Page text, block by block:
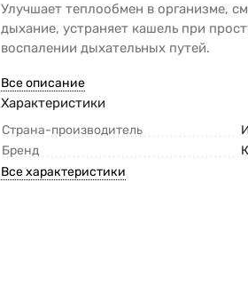
Улучшает теплообмен в организме,
дыхание, устраняет кашель при
воспалении дыхательных путей.
Все описание
Характеристики
Страна-производитель
Бренд
Все характеристики